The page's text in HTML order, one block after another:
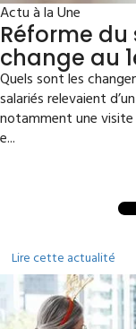
Actu à la Une
Réforme du
change au
Quels sont les
salariés relevaient
notamment une
e...
Lire cette actualité